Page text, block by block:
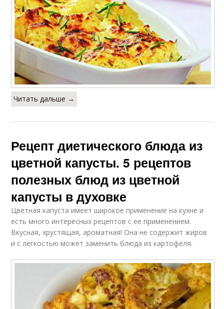
Читать дальше →
Рецепт диетического блюда из
цветной капусты. 5 рецептов
полезных блюд из цветной
капусты в духовке
Цветная капуста имеет широкое применение на кухне и
есть много интересных рецептов с ее применением.
Вкусная, хрустящая, ароматная! Она не содержит жиров
и с легкостью может заменить блюда из картофеля.